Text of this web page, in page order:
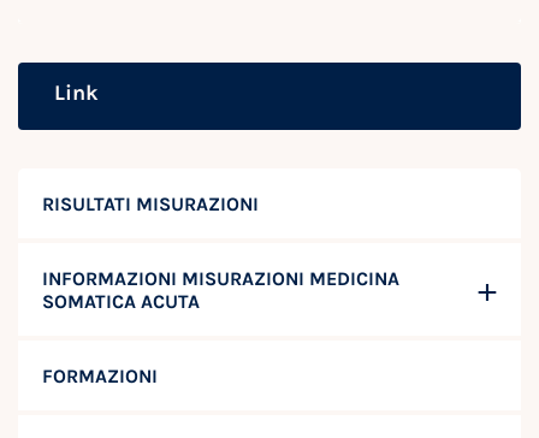
RISULTATI MISURAZIONI
INFORMAZIONI MISURAZIONI MEDICINA
SOMATICA ACUTA
FORMAZIONI
Link